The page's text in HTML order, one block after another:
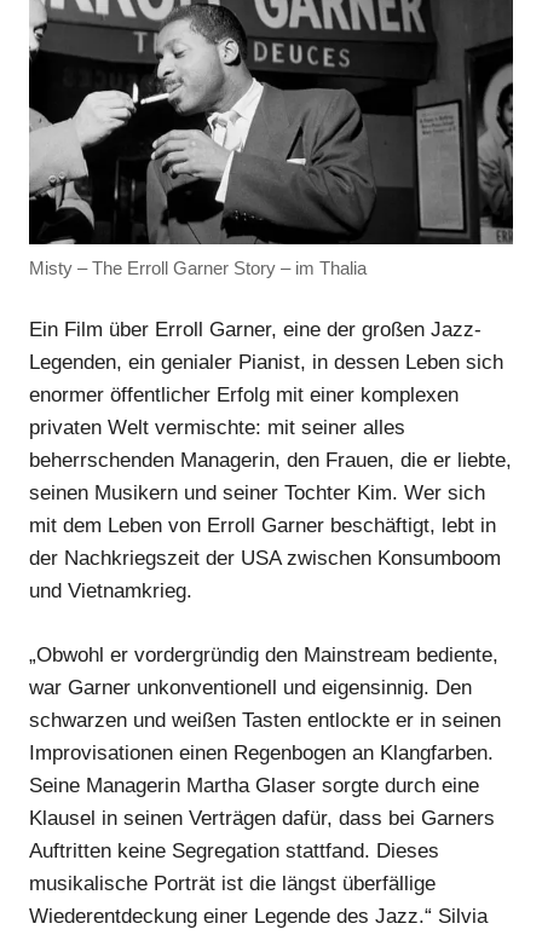
Misty – The Erroll Garner Story – im Thalia
Ein Film über Erroll Garner, eine der großen Jazz-
Legenden, ein genialer Pianist, in dessen Leben sich
enormer öffentlicher Erfolg mit einer komplexen
privaten Welt vermischte: mit seiner alles
beherrschenden Managerin, den Frauen, die er liebte,
seinen Musikern und seiner Tochter Kim. Wer sich
mit dem Leben von Erroll Garner beschäftigt, lebt in
der Nachkriegszeit der USA zwischen Konsumboom
und Vietnamkrieg.
„Obwohl er vordergründig den Mainstream bediente,
war Garner unkonventionell und eigensinnig. Den
schwarzen und weißen Tasten entlockte er in seinen
Improvisationen einen Regenbogen an Klangfarben.
Seine Managerin Martha Glaser sorgte durch eine
Klausel in seinen Verträgen dafür, dass bei Garners
Auftritten keine Segregation stattfand. Dieses
musikalische Porträt ist die längst überfällige
Wiederentdeckung einer Legende des Jazz.“ Silvia